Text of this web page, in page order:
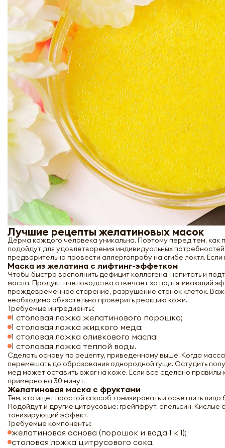
Лучшие рецепты желатиновых масок
Дерма каждого человека уникальна. Поэтому перед тем,
подойдут для удовлетворения индивидуальных
предварительно провести аллергопробу на сгибе локтя.
Маска из желатина с лифтинг-эффетком
Чтобы быстро восполнить дефицит коллагена, напитать и
масла. Продукт пчеловодства отвечает за подтягивающий
преждевременное старение, разрушение стенок клеток.
необходимо обязательно проверить реакцию кожи.
Требуемые ингредиенты:
1 столовая ложка желатинового порошка;
1 столовая ложка жидкого меда;
1 столовая ложка оливкового масла;
1 столовая ложка теплой воды.
Сделать основу по рецепту, приведенному выше. Когда
перемешать до образования однородной гущи. Остудить
мед может оставить ожог на коже. Если все сделано
примерно на 30 минут.
Желатиновая маска с фруктами
Тем, кто ищет простой способ тонизировать и осветлить
Подойдут и другие цитрусовые: грейпфрут, апельсин.
тонизирующий эффект.
Требуемые компоненты:
желатиновая основа (порошок и вода 1 к 1);
столовая ложка цитрусового сока.